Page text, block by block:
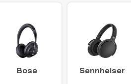
Bose Sennheiser